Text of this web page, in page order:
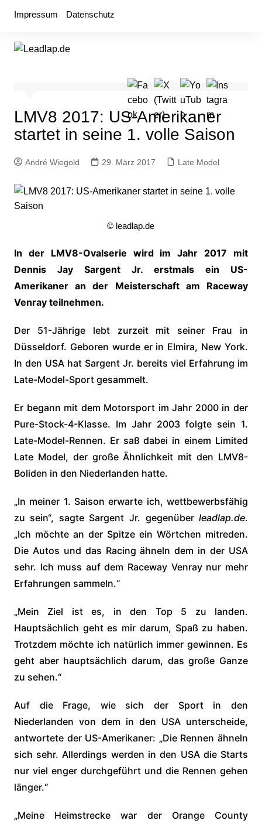
Impressum Datenschutz
LMV8 2017: US-Amerikaner
startet in seine 1. volle Saison
André Wiegold 29. März 2017 Late Model
© leadlap.de
In der LMV8-Ovalserie wird im Jahr 2017 mit
Dennis Jay Sargent Jr. erstmals ein US-
Amerikaner an der Meisterschaft am Raceway
Venray teilnehmen.
Der 51-Jährige lebt zurzeit mit seiner Frau in
Düsseldorf. Geboren wurde er in Elmira, New York.
In den USA hat Sargent Jr. bereits viel Erfahrung im
Late-Model-Sport gesammelt.
Er begann mit dem Motorsport im Jahr 2000 in der
Pure-Stock-4-Klasse. Im Jahr 2003 folgte sein 1.
Late-Model-Rennen. Er saß dabei in einem Limited
Late Model, der große Ähnlichkeit mit den LMV8-
Boliden in den Niederlanden hatte.
„In meiner 1. Saison erwarte ich, wettbewerbsfähig
zu sein“, sagte Sargent Jr. gegenüberleadlap.de.
„Ich möchte an der Spitze ein Wörtchen mitreden.
Die Autos und das Racing ähneln dem in der USA
sehr. Ich muss auf dem Raceway Venray nur mehr
Erfahrungen sammeln.“
„Mein Ziel ist es, in den Top 5 zu landen.
Hauptsächlich geht es mir darum, Spaß zu haben.
Trotzdem möchte ich natürlich immer gewinnen. Es
geht aber hauptsächlich darum, das große Ganze
zu sehen.“
Auf die Frage, wie sich der Sport in den
Niederlanden von dem in den USA unterscheide,
antwortete der US-Amerikaner: „Die Rennen ähneln
sich sehr. Allerdings werden in den USA die Starts
nur viel enger durchgeführt und die Rennen gehen
länger.“
„Meine Heimstrecke war der Orange County